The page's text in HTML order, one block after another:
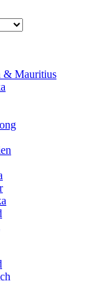
& Mauritius